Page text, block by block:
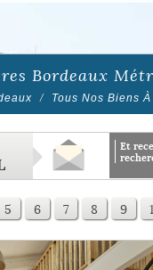
Bordeaux
Tous Nos Biens
et recevez les biens correspondants à votre
5 6 7 8 9